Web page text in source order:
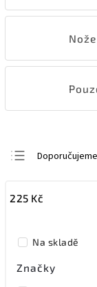
Doporučujeme
Nejdražší
Abecedně
225 Kč
Na skladě
Značky